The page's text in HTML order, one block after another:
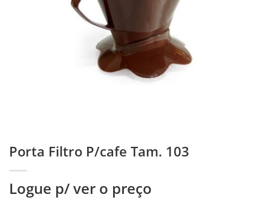
Porta Filtro P/cafe Tam. 103
Logue p/ ver o preço